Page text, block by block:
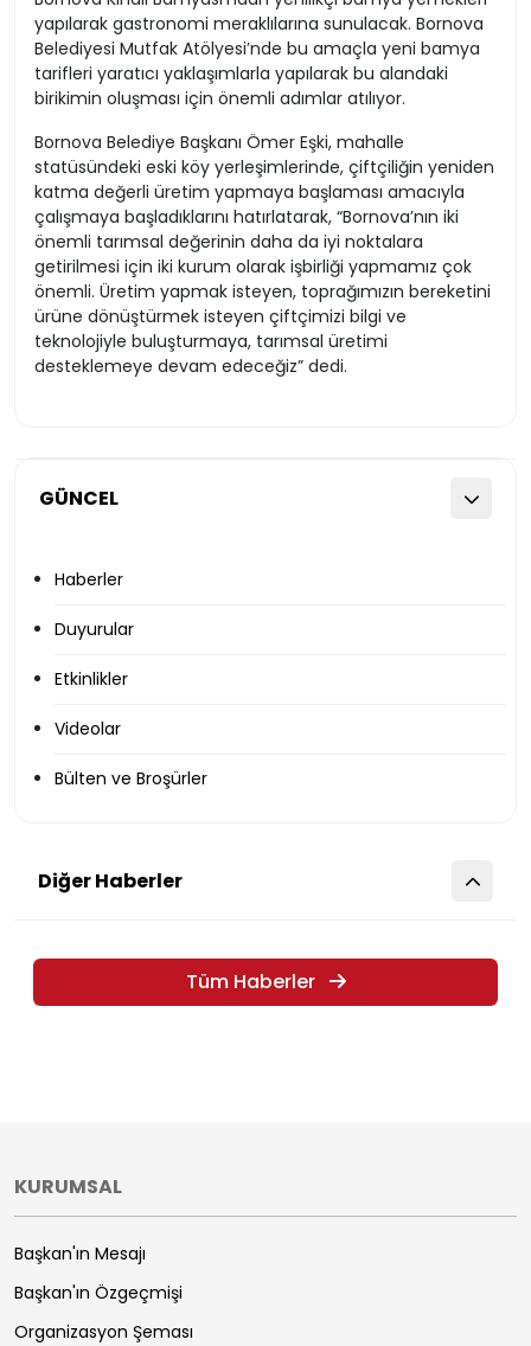
GÜNCEL
Haberler
Duyurular
Etkinlikler
Videolar
Bülten ve Broşürler
yapılarak gastronomi meraklılarına sunulacak. Bornova
Belediyesi Mutfak Atölyesi’nde bu amaçla yeni bamya
tarifleri yaratıcı yaklaşımlarla yapılarak bu alandaki
birikimin oluşması için önemli adımlar atılıyor.
Bornova Belediye Başkanı Ömer Eşki, mahalle
statüsündeki eski köy yerleşimlerinde, çiftçiliğin yeniden
katma değerli üretim yapmaya başlaması amacıyla
çalışmaya başladıklarını hatırlatarak, “Bornova’nın iki
önemli tarımsal değerinin daha da iyi noktalara
getirilmesi için iki kurum olarak işbirliği yapmamız çok
önemli. Üretim yapmak isteyen, toprağımızın bereketini
ürüne dönüştürmek isteyen çiftçimizi bilgi ve
teknolojiyle buluşturmaya, tarımsal üretimi
desteklemeye devam edeceğiz” dedi.
Diğer Haberler
Tüm Haberler
KURUMSAL
Başkan'ın Mesajı
Başkan'ın Özgeçmişi
Organizasyon Şeması